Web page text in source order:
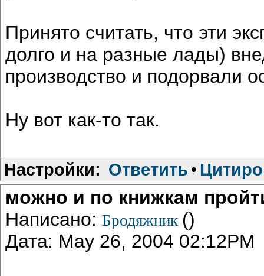
Принято считать, что эти
долго и на разные лады)
производство и подорвали
Ну вот как-то так.
Настройки: Ответить •
можно и по книжкам
Написано: Бродяжник ()
Дата: May 26, 2004 02:12PM